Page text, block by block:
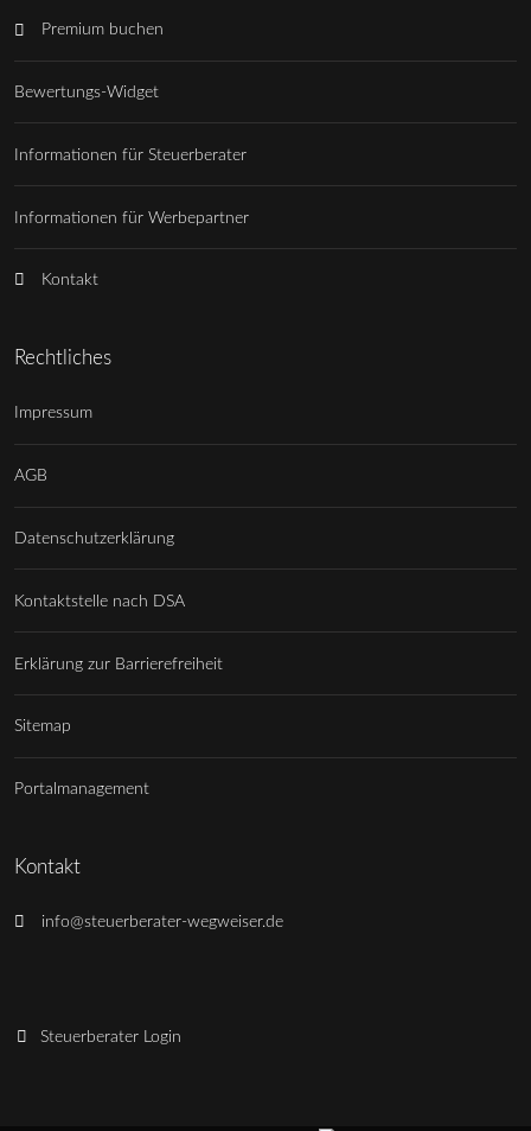
Premium buchen
Bewertungs-Widget
Informationen für Steuerberater
Informationen für Werbepartner
Kontakt
Rechtliches
Impressum
AGB
Datenschutzerklärung
Kontaktstelle nach DSA
Erklärung zur Barrierefreiheit
Sitemap
Portalmanagement
Kontakt
info@steuerberater-wegweiser.de
Steuerberater Login